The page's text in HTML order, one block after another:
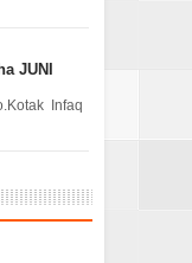
JUNI
Infaq